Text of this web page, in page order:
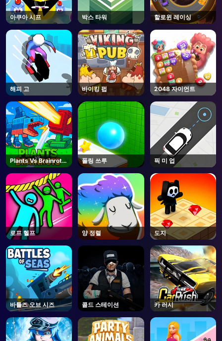
아쿠아 시프 박스 타워 할로윈 레이싱
해피 고 바이킹 펍 2048 자이언트
Plants Vs Brainrots
- Unblocked Online
Game
폴링 쓰루 픽 미 업
로프 헬프 양 정렬 도지
바틀즈 오브 시즈 콜드 스테이션 카 러시